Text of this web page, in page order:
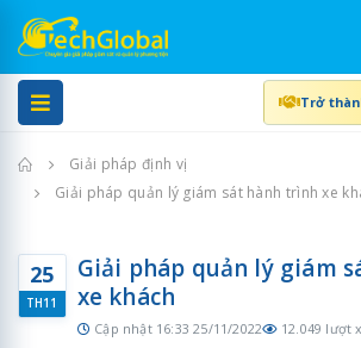
Trở
Trang chủGiải pháp định vị
Giải pháp quản lý giám sát hành trình xe
25
TH11
Giải pháp quản lý giám
xe khách
Cập nhật 16:33 25/11/2022 12.049 lượt